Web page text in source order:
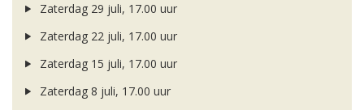
Zaterdag 29 juli, 17.00 uur
Zaterdag 22 juli, 17.00 uur
Zaterdag 15 juli, 17.00 uur
Zaterdag 8 juli, 17.00 uur